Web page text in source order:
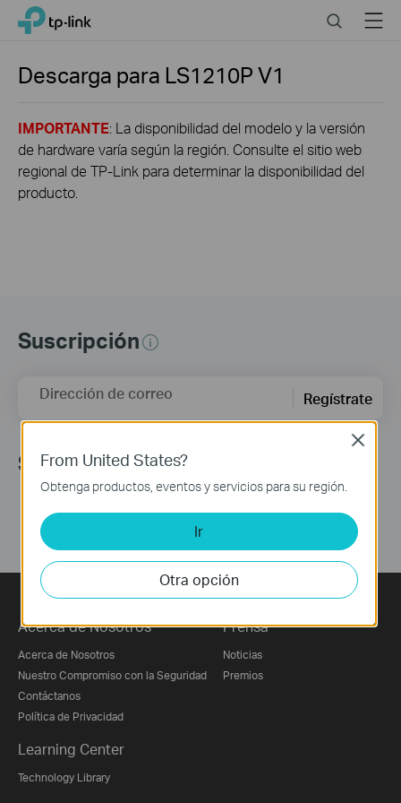
Click
navigation
TP-Link, Reliably Smart SearchMenu
Descarga para LS1210PV1
IMPORTANTE: La disponibilidad del modelo y la versión
de hardware varía según la región. Consulte el sitio web
regional de TP-Link para determinar la disponibilidad del
producto.
Suscripción
Dirección de correo Regístrate
Síguenos
Acerca de Nosotros
Acerca de Nosotros
Nuestro Compromiso con la Seguridad
Contáctanos
Política de Privacidad
Prensa
Noticias
Premios
Learning Center
Technology Library
From United States?
Obtenga productos, eventos y servicios para su región.
Ir
Otra opción
Close